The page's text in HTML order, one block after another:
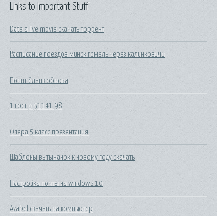
Links to Important Stuff
Date a live movie скачать торрент
Расписание поездов минск гомель через калинковичи
Поинт бланк обнова
1 гост р 51141 98
Опера 5 класс презентация
Шаблоны вытынанок к новому году скачать
Настройка почты на windows 10
Avabel скачать на компьютер